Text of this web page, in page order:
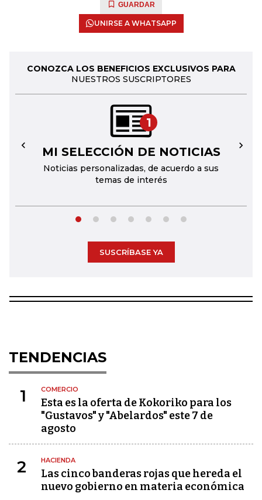
GUARDAR
UNIRSE A WHATSAPP
CONOZCA LOS BENEFICIOS EXCLUSIVOS PARA
NUESTROS SUSCRIPTORES
1
MI SELECCIÓN DE NOTICIAS
Noticias personalizadas, de acuerdo a sus
temas de interés
← →
SUSCRÍBASE YA
TENDENCIAS
1 COMERCIO
Esta es la oferta de Kokoriko para los
"Gustavos" y "Abelardos" este 7 de
agosto
2 HACIENDA
Las cinco banderas rojas que hereda el
nuevo gobierno en materia económica